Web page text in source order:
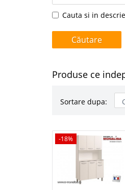
Cauta si in
Produse ce
Sortare dupa:
-18%
-18%